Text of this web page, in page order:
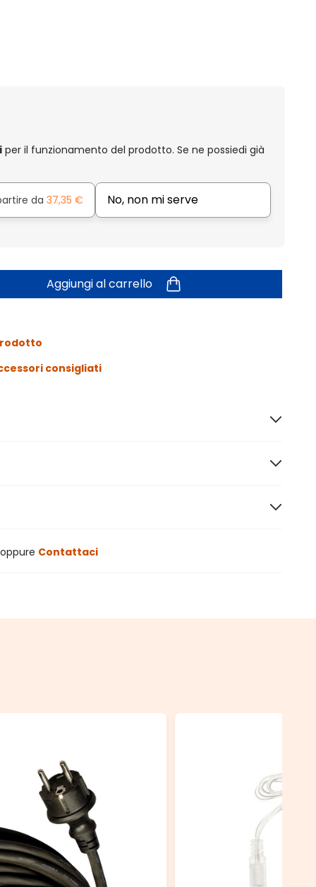
per il funzionamento del prodotto. Se ne possiedi già
da37,35 € No, non mi serve
Aggiungi al carrello
consigliati
oppure Contattaci